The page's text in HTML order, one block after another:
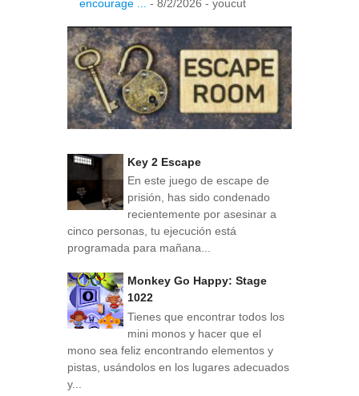
encourage ...
- 8/2/2026 - youcut
Key 2 Escape
En este juego de escape de
prisión, has sido condenado
recientemente por asesinar a
cinco personas, tu ejecución está
programada para mañana...
Monkey Go Happy: Stage
1022
Tienes que encontrar todos los
mini monos y hacer que el
mono sea feliz encontrando elementos y
pistas, usándolos en los lugares adecuados
y...